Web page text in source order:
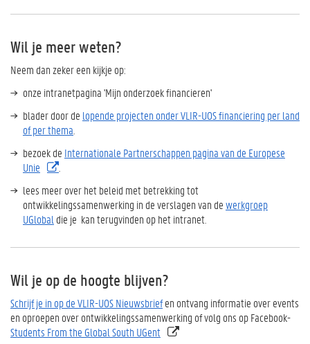
Wil je meer weten?
Neem dan zeker een kijkje op:
onze intranetpagina 'Mijn onderzoek financieren'
blader door de lopende projecten onder VLIR-UOS financiering per land
of per thema
bezoek de Internationale Partnerschappen pagina van de Europese
Unie
lees meer over het beleid met betrekking tot
ontwikkelingssamenwerking in de verslagen van dewerkgroep
UGlobal die je kan terugvinden op het intranet.
Wil je op de hoogte blijven?
Schrijf je in op de VLIR-UOS Nieuwsbriefen ontvang informatie over events
en oproepen over ontwikkelingssamenwerking of volg ons op Facebook-
Students From the Global South UGent